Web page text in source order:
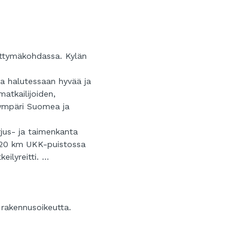
Kylän
halutessaan hyvää ja
Suomea ja
ja taimenkanta
km UKK-puistossa
…